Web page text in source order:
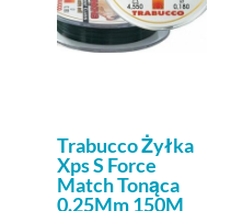
Trabucco Żyłka
Xps S Force
Match Tonąca
0.25Mm 150M